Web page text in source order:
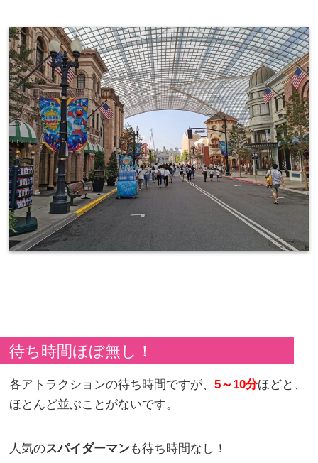
待ち時間ほぼ無し！
各アトラクションの待ち時間ですが、5～10分ほどと、
ほとんど並ぶことがないです。
人気のスパイダーマンも待ち時間なし！